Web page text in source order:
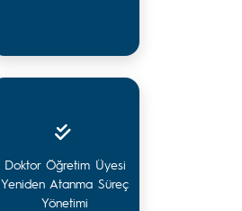
Doktor Öğretim Üyesi
Yeniden Atanma Süreç
Yönetimi